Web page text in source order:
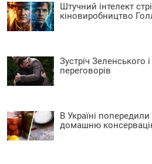
Штучний інтелект
кіновиробництво
Зустріч Зеленського
переговорів
В Україні
домашню